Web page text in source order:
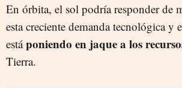
En órbita, el sol podría responder de
esta creciente demanda tecnológica y
estáponiendo en jaque a los
Tierra.